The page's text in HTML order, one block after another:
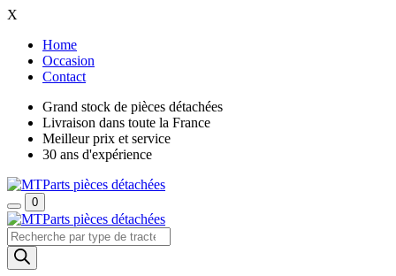
X
Home
Occasion
Contact
Grand stock de pièces détachées
Livraison dans toute la France
Meilleur prix et service
30 ans d'expérience
0
Recherche
de
produits